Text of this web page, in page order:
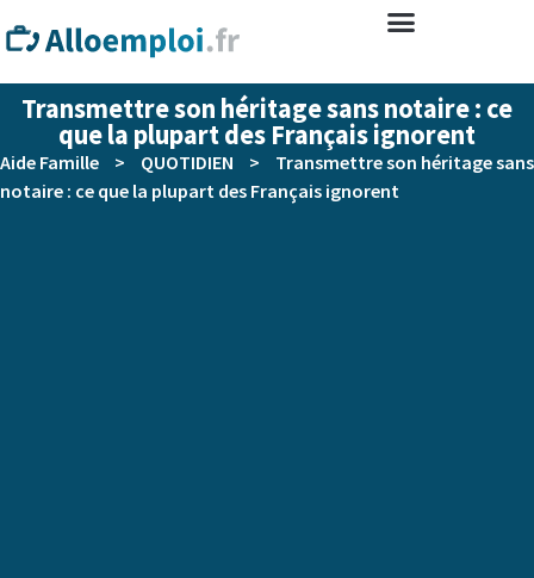
Transmettre son héritage sans notaire : ce
que la plupart des Français ignorent
Aide Famille > QUOTIDIEN >
Transmettre son héritage sans
notaire : ce que la plupart des Français ignorent